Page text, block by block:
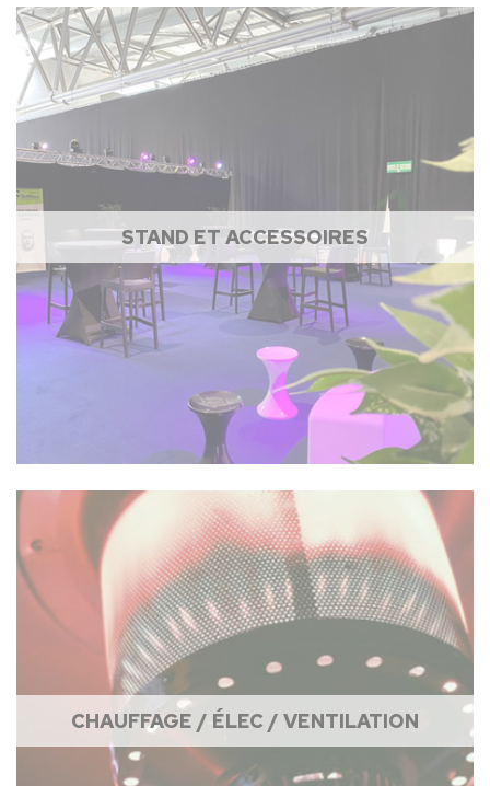
STAND ET ACCESSOIRES
CHAUFFAGE / ÉLEC / VENTILATION